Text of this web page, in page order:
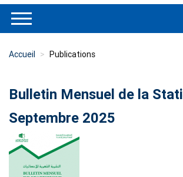
Accueil Publications
Bulletin Mensuel de la
Septembre 2025